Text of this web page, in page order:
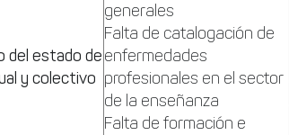
del estado de
y colectivo
generales
Falta de catalogación de
enfermedades
profesionales en el sector
de la enseñanza
Falta de formación e